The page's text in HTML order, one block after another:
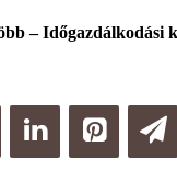
– Időgazdálkodási